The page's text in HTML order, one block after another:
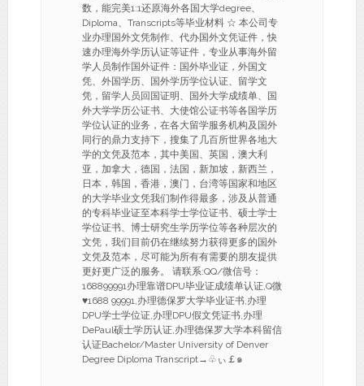
数，能完美1:1还原海外各国大学degree、
Diploma、Transcripts等毕业材料 ☆ 本公司专
业办理国外文凭制作、代办国外文凭证件，快
速办理海外学历认证等证件，专业从事海外留
学人员制作国外证件：国外毕业证，外国文
凭、外国学历、国外学历学位认证、留学文
凭，留学人员回国证明、国外大学成绩单、国
外大学学历公证书、大使馆公证书等各国学历
学位认证的业务，在各大留学服务机构及国外
同行的鼎力支持下，搜集了几百所世界各地大
学的文凭及范本，其中美国、英国，澳大利
亚，加拿大，德国，法国，新加坡，新西兰，
日本，韩国，香港，澳门，台湾等国家和地区
的大学毕业文凭我们制作得最多，涉及从普通
的专科毕业证至本科学士学位证书、硕士学士
学位证书、博士研究生学历学位等各种层次的
文凭，我们目前仍在继续努力获得更多的国外
文凭及范本，尽可能为所有有需要的朋友提供
更好更广泛的服务。 请联系:QQ/微信号：
168899991办理靠谱DPU毕业证成绩单认证,Q微
♥1688 99991,办理德保罗大学毕业证书,办理
DPU学士学位证,办理DPU假文凭证书,办理
DePaul硕士学历认证,办理德保罗大学本科留信
认证Bachelor/Master University of Denver
Degree Diploma Transcript→♧ぃ￡๑